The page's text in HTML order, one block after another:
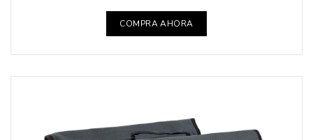
COMPRA AHORA